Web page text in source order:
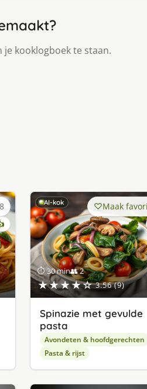
kooklogboek te staan.
AI-kok
⏱ 30 min👥 2
★★★★☆ 3.56 (9)
Maak
Spinazie met gevulde
pasta
Avondeten & hoofdgerechten
Pasta & rijst